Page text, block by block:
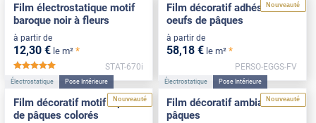
Film électrostatique motif
baroque noir à fleurs
à partir de
12,30 € le m² *
STAT-670i
Nouveauté
Film décoratif adhésif motif
oeufs de pâques
à partir de
58,18 € le m² *
PERSO-EGGS-FV
Nouveauté
Électrostatique Pose Intérieure
Film décoratif motif lapins
de pâques colorés
Nouveauté
Électrostatique Pose Intérieure
Film décoratif ambiance
pâques